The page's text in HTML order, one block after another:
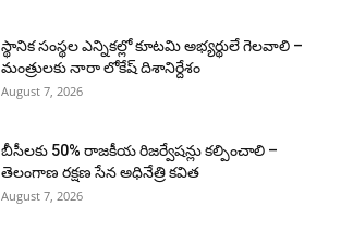
స్థానిక సంస్థల ఎన్నికల్లో కూటమి అభ్యర్థులే గెలవాలి –
మంత్రులకు నారా లోకేష్ దిశానిర్దేశం
August 7, 2026
బీసీలకు 50% రాజకీయ రిజర్వేషన్లు కల్పించాలి –
తెలంగాణ రక్షణ సేన అధినేత్రి కవిత
August 7, 2026